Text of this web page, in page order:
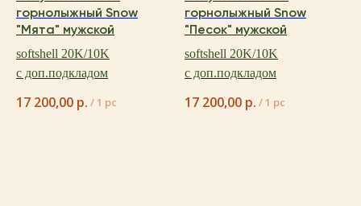
горнолыжный Snow
"Мята" мужской
softshell 20K/10K
с доп.подкладом
17 200,00 р. / 1 pc
горнолыжный Snow
"Песок" мужской
softshell 20K/10K
с доп.подкладом
17 200,00 р. / 1 pc
Магазин:
ул. Березина 82д
+ 7 923 345 01 70
xvoy.gesh@gmail.com